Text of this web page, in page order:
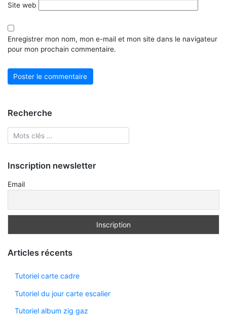
Site web
Enregistrer mon nom, mon e-mail et mon site dans le navigateur
pour mon prochain commentaire.
Recherche
Inscription newsletter
Email
Articles récents
Tutoriel carte cadre
Tutoriel du jour carte escalier
Tutoriel album zig gaz